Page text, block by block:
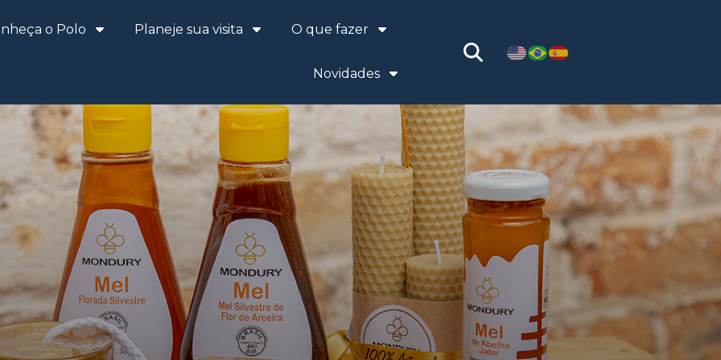
o Polo Planeje sua visita O que fazer
Novidades